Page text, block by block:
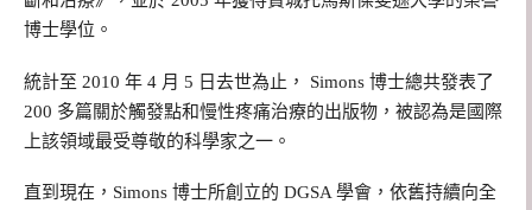
博士學位。
統計至 2010 年 4 月 5 日去世為止， Simons 博士總共發表了
200 多篇關於觸發點和慢性疼痛治療的出版物，被認為是國際
上該領域最受尊敬的科學家之一。
直到現在，Simons 博士所創立的 DGSA 學會，依舊持續向全